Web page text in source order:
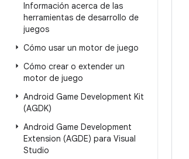
Información acerca de las
herramientas de desarrollo de
juegos
Cómo usar un motor de juego
Cómo crear o extender un
motor de juego
Android Game Development Kit
(AGDK)
Android Game Development
Extension (AGDE) para Visual
Studio